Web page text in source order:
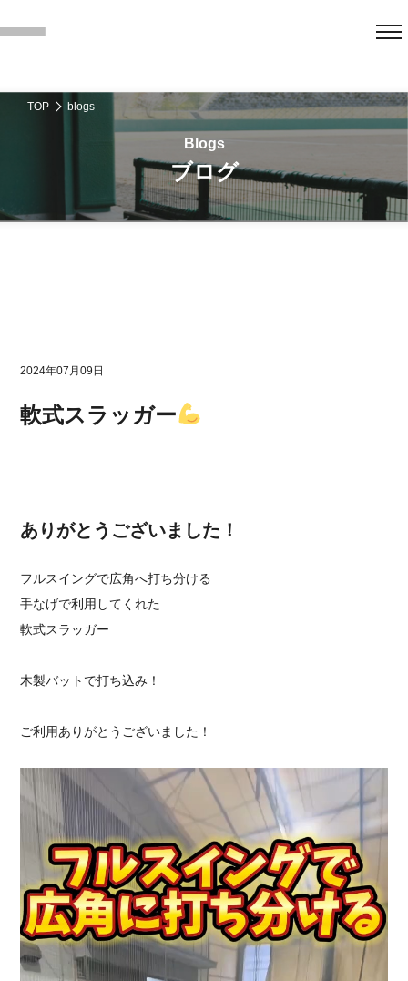
TOP blogs
ブログ
2024年07月09日
軟式スラッガー
ありがとうございました！
フルスイングで広角へ打ち分ける
手なげで利用してくれた
軟式スラッガー
木製バットで打ち込み！
ご利用ありがとうございました！